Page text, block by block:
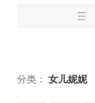
分类： 女儿妮妮